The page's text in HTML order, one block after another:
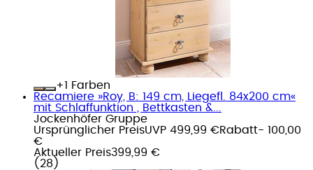
+
Farben
Recamiere »Roy, B: 149 cm, Liegefl. 84x200 cm«
mit Schlaffunktion , Bettkasten &...
Jockenhöfer Gruppe
Ursprünglicher PreisUVP 499,99 €Rabatt- 100,00
€
Aktueller Preis399,99 €
( 28 )